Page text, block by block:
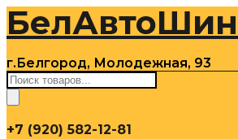
Перейти
содержимому
г.Белгород, Молодежная, 93
Поиск
товаров
+7 (920) 582-12-81